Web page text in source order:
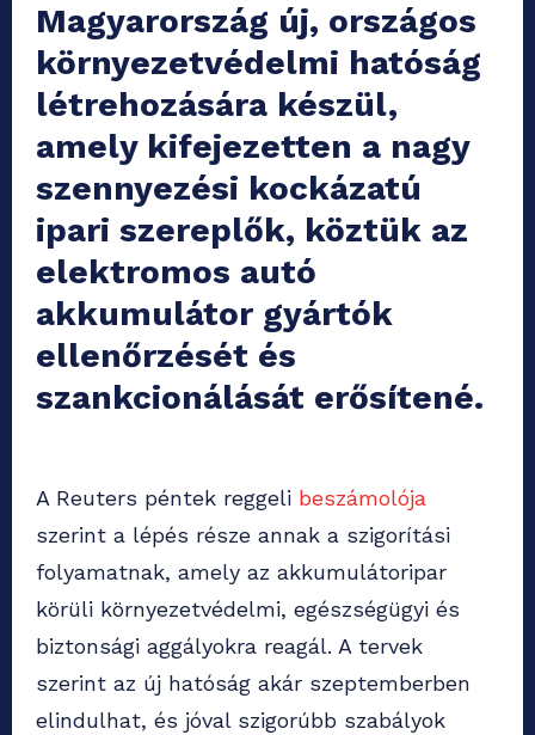
Magyarország új, országos
környezetvédelmi hatóság
létrehozására készül,
amely kifejezetten a nagy
szennyezési kockázatú
ipari szereplők, köztük az
elektromos autó
akkumulátor gyártók
ellenőrzését és
szankcionálását erősítené.
A Reuters péntek reggeli beszámolója
szerint a lépés része annak a szigorítási
folyamatnak, amely az akkumulátoripar
körüli környezetvédelmi, egészségügyi és
biztonsági aggályokra reagál. A tervek
szerint az új hatóság akár szeptemberben
elindulhat, és jóval szigorúbb szabályok